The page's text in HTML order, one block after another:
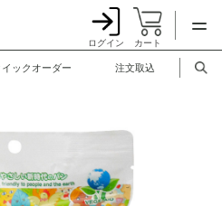
ログイン カート
イックオーダー 注文取込